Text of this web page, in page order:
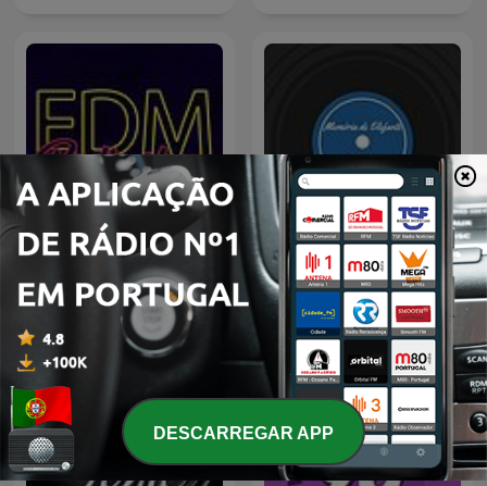
EDM Radio Show
TSF - Memória de Elefante
- Podcast
DESCARREGAR APP